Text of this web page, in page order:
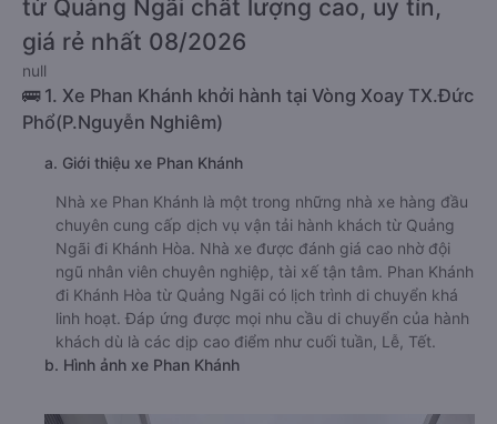
từ Quảng Ngãi chất lượng cao, uy tín,
giá rẻ nhất 08/2026
null
🚌 1. Xe Phan Khánh khởi hành tại Vòng Xoay TX.Đức
Phổ(P.Nguyễn Nghiêm)
a. Giới thiệu xe Phan Khánh
Nhà xe Phan Khánh là một trong những nhà xe hàng đầu
chuyên cung cấp dịch vụ vận tải hành khách từ Quảng
Ngãi đi Khánh Hòa. Nhà xe được đánh giá cao nhờ đội
ngũ nhân viên chuyên nghiệp, tài xế tận tâm. Phan Khánh
đi Khánh Hòa từ Quảng Ngãi có lịch trình di chuyển khá
linh hoạt. Đáp ứng được mọi nhu cầu di chuyển của hành
khách dù là các dịp cao điểm như cuối tuần, Lễ, Tết.
b. Hình ảnh xe Phan Khánh